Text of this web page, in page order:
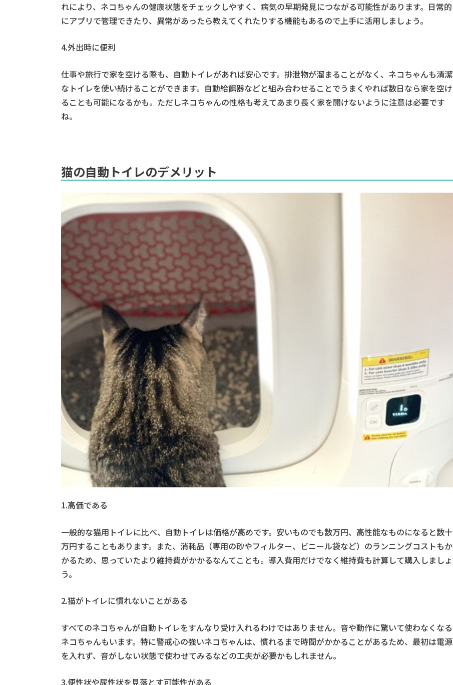
れにより、ネコちゃんの健康状態をチェックしやすく、病気の早期発見につながる可能性があります。日常的
にアプリで管理できたり、異常があったら教えてくれたりする機能もあるので上手に活用しましょう。
4.外出時に便利
仕事や旅行で家を空ける際も、自動トイレがあれば安心です。排泄物が溜まることがなく、ネコちゃんも清潔
なトイレを使い続けることができます。自動給餌器などと組み合わせることでうまくやれば数日なら家を空け
ることも可能になるかも。ただしネコちゃんの性格も考えてあまり長く家を開けないように注意は必要です
ね。
猫の自動トイレのデメリット
1.高価である
一般的な猫用トイレに比べ、自動トイレは価格が高めです。安いものでも数万円、高性能なものになると数十
万円することもあります。また、消耗品（専用の砂やフィルター、ビニール袋など）のランニングコストもか
かるため、思っていたより維持費がかかるなんてことも。導入費用だけでなく維持費も計算して購入しましょ
う。
2.猫がトイレに慣れないことがある
すべてのネコちゃんが自動トイレをすんなり受け入れるわけではありません。音や動作に驚いて使わなくなる
ネコちゃんもいます。特に警戒心の強いネコちゃんは、慣れるまで時間がかかることがあるため、最初は電源
を入れず、音がしない状態で使わせてみるなどの工夫が必要かもしれません。
3.便性状や尿性状を見落とす可能性がある